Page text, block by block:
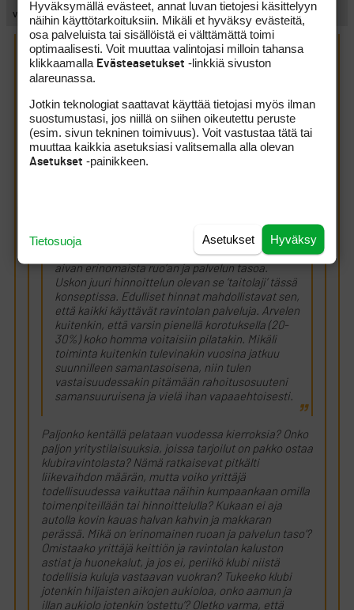
vieraspelaaja
Chip Greenside kirjoitti:(7.3.2009 14:18:48)
vieraspelaaja kirjoitti: (7.3.2009 11:12:41)
Chip Greenside kirjoitti:(7.3.2009 9:50:52)
Onnekseni olen sellaisen kentän pelaaja, jossa
on toimiva ja erittäin hyvä ravintola.
Menestyksen salaisuutena pidän
oikeata(edullista) hinnoittelua ja siitä huolimatta
aivan erinomaista ruo’an ja palvelun tasoa.
Uskon juuri hinnoittelun olevan se ’taitolaji’ tässä
konseptissa. Edulliset hinnat mahdollistavat sen,
että kaikki käyttävät ravintolan palveluja. Arvelen
kuitenkin, että varsin pienellä korotuksella (20-
30%) koko homma voitaisiin pilatakin. Mikäli
toiminta kuitenkin tulevinakin vuosina jatkuu
suunnilleen samantasoisena, niin tulen
vastaisuudessakin pitämään rahoitusosuuteni
samansuuruisena ja vielä ihan vapaaehtoisesti.
Paljonko kentällä pelataan vuodessa kierroksia? Onko
paljon yritystilaisuuksia, joissa tarjoilut on pakko ostaa
klubiravintolasta? Nämä ratkaisevat pitkälti
liikevaihdon määrän, mutta voiko yrittäjä
todellisuudessa vaikuttaa näihin kumpaankaan omilla
toimenpiteillään tai hinnoittelulla? Kukaan ei aja
autolla kovin kauas halvan kahvin ja makkaran
perässä. Mikä on ’erinomainen ruoan ja palvelun taso’?
Omistaako yrittäjä keittiön ja ravintolan kaluston
astiat ja huonekalut, ja jos ei, periikö klubi niistä
todellisia kuluja vastaavan vuokran? Tukeeko klubi
jotenkin hiljaisten aikojen aukioloa, onko aamun ja
illan aukiolo jotenkin ’ostettu’? Oletko varma, että
Hyväksymällä evästeet, annat luvan tietojesi käsittelyyn
näihin käyttötarkoituksiin. Mikäli et hyväksy evästeitä,
osa palveluista tai sisällöistä ei välttämättä toimi
optimaalisesti. Voit muuttaa valintojasi milloin tahansa
klikkaamalla Evästeasetukset -linkkiä sivuston
alareunassa.
Jotkin teknologiat saattavat käyttää tietojasi myös ilman
suostumustasi, jos niillä on siihen oikeutettu peruste
(esim. sivun tekninen toimivuus). Voit vastustaa tätä tai
muuttaa kaikkia asetuksiasi valitsemalla alla olevan
Asetukset -painikkeen.
Hyväksy
Asetukset
Tietosuoja